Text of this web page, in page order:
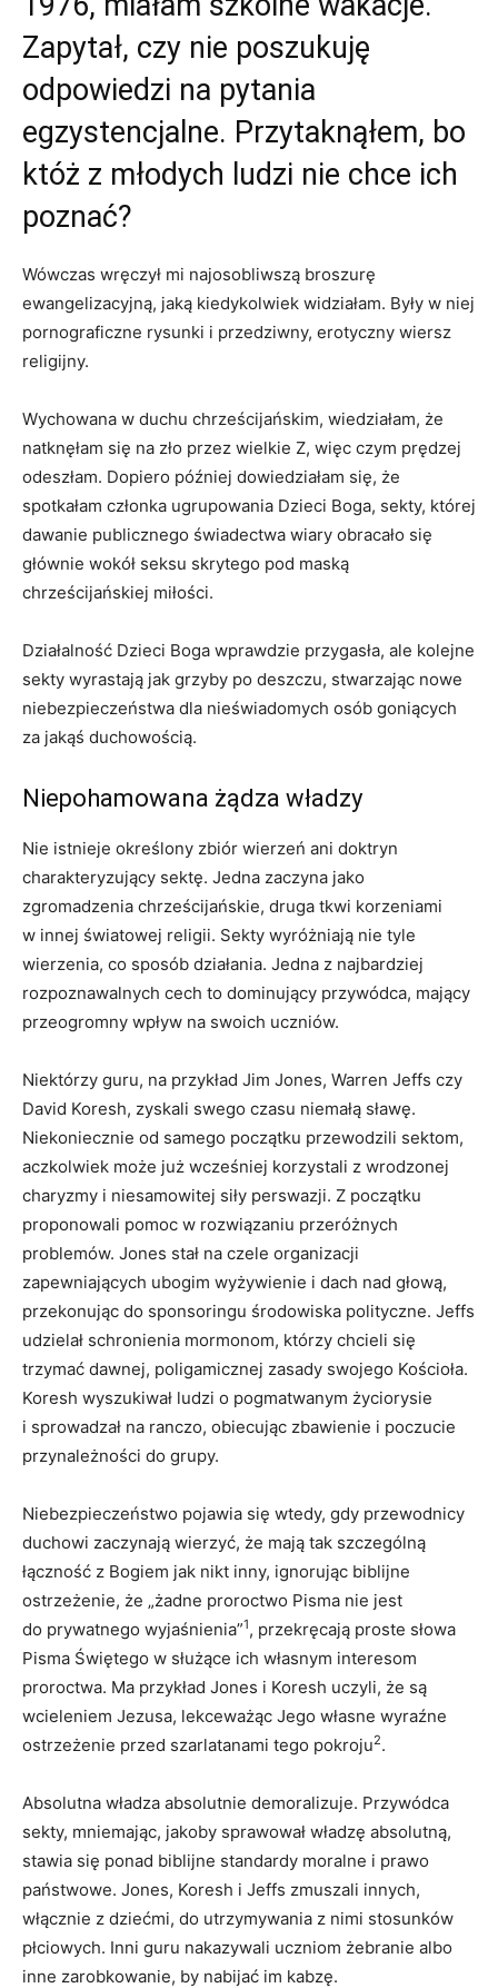
Zapytał, czy nie poszukuję
odpowiedzi na pytania
egzystencjalne. Przytaknąłem, bo
któż z młodych ludzi nie chce ich
poznać?
Wówczas wręczył mi najosobliwszą broszurę
ewangelizacyjną, jaką kiedykolwiek widziałam. Były w niej
pornograficzne rysunki i przedziwny, erotyczny wiersz
religijny.
Wychowana w duchu chrześcijańskim, wiedziałam, że
natknęłam się na zło przez wielkie Z, więc czym prędzej
odeszłam. Dopiero później dowiedziałam się, że
spotkałam członka ugrupowania Dzieci Boga, sekty, której
dawanie publicznego świadectwa wiary obracało się
głównie wokół seksu skrytego pod maską
chrześcijańskiej miłości.
Działalność Dzieci Boga wprawdzie przygasła, ale kolejne
sekty wyrastają jak grzyby po deszczu, stwarzając nowe
niebezpieczeństwa dla nieświadomych osób goniących
za jakąś duchowością.
Niepohamowana żądza władzy
Nie istnieje określony zbiór wierzeń ani doktryn
charakteryzujący sektę. Jedna zaczyna jako
zgromadzenia chrześcijańskie, druga tkwi korzeniami
w innej światowej religii. Sekty wyróżniają nie tyle
wierzenia, co sposób działania. Jedna z najbardziej
rozpoznawalnych cech to dominujący przywódca, mający
przeogromny wpływ na swoich uczniów.
Niektórzy guru, na przykład Jim Jones, Warren Jeffs czy
David Koresh, zyskali swego czasu niemałą sławę.
Niekoniecznie od samego początku przewodzili sektom,
aczkolwiek może już wcześniej korzystali z wrodzonej
charyzmy i niesamowitej siły perswazji. Z początku
proponowali pomoc w rozwiązaniu przeróżnych
problemów. Jones stał na czele organizacji
zapewniających ubogim wyżywienie i dach nad głową,
przekonując do sponsoringu środowiska polityczne. Jeffs
udzielał schronienia mormonom, którzy chcieli się
trzymać dawnej, poligamicznej zasady swojego Kościoła.
Koresh wyszukiwał ludzi o pogmatwanym życiorysie
i sprowadzał na ranczo, obiecując zbawienie i poczucie
przynależności do grupy.
Niebezpieczeństwo pojawia się wtedy, gdy przewodnicy
duchowi zaczynają wierzyć, że mają tak szczególną
łączność z Bogiem jak nikt inny, ignorując biblijne
ostrzeżenie, że „żadne proroctwo Pisma nie jest
do prywatnego wyjaśnienia”1, przekręcają proste słowa
Pisma Świętego w służące ich własnym interesom
proroctwa. Ma przykład Jones i Koresh uczyli, że są
wcieleniem Jezusa, lekceważąc Jego własne wyraźne
ostrzeżenie przed szarlatanami tego pokroju2.
Absolutna władza absolutnie demoralizuje. Przywódca
sekty, mniemając, jakoby sprawował władzę absolutną,
stawia się ponad biblijne standardy moralne i prawo
państwowe. Jones, Koresh i Jeffs zmuszali innych,
włącznie z dziećmi, do utrzymywania z nimi stosunków
płciowych. Inni guru nakazywali uczniom żebranie albo
inne zarobkowanie, by nabijać im kabzę.